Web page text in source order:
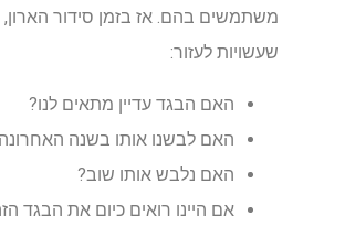
משתמשים בהם. אז בזמן סידור
שעשויות לעזור:
האם הבגד עדיין מתאים לנו?
האם לבשנו אותו בשנה האחרונה
האם נלבש אותו שוב?
אם היינו רואים כיום את הבגד